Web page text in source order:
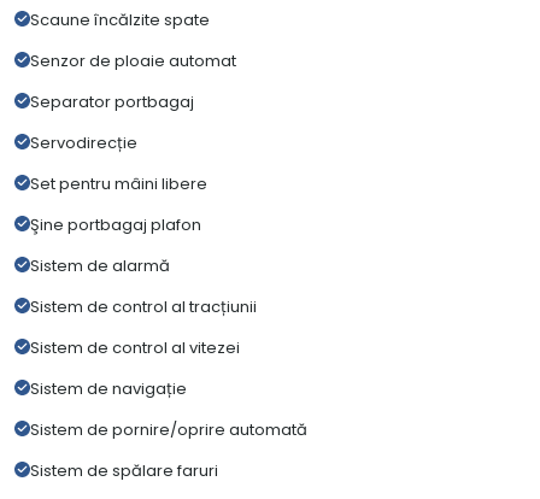
Scaune încălzite spate
Senzor de ploaie automat
Separator portbagaj
Servodirecție
Set pentru mâini libere
Şine portbagaj plafon
Sistem de alarmă
Sistem de control al tracțiunii
Sistem de control al vitezei
Sistem de navigație
Sistem de pornire/oprire automată
Sistem de spălare faruri